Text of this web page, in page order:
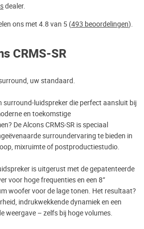
dealer.
ons met 4.8 van 5 (493 beoordelingen).
CRMS-SR
uw standaard.
surround-luidspreker die perfect aansluit bij
en toekomstige
De Alcons CRMS-SR is speciaal
surroundervaring te bieden in
mixruimte of postproductiestudio.
is uitgerust met de gepatenteerde
voor hoge frequenties en een 8”
woofer voor de lage tonen. Het resultaat?
indrukwekkende dynamiek en een
weergave – zelfs bij hoge volumes.